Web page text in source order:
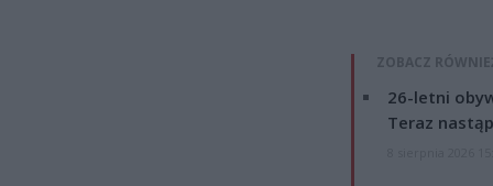
ZOBACZ
26-letni
Teraz